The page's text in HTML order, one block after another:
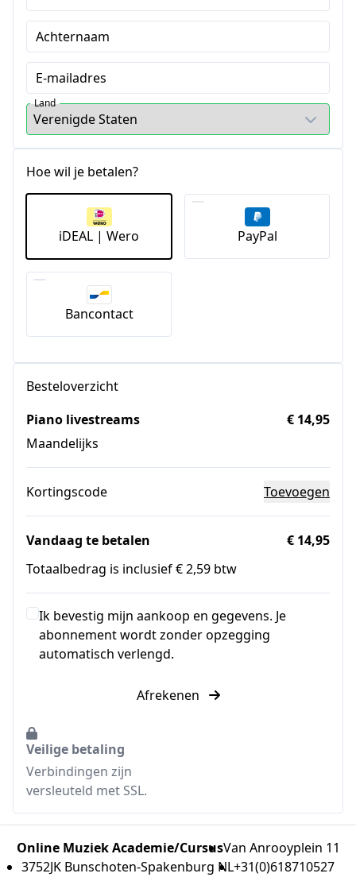
Achternaam
E-mailadres
Land
Hoe wil je betalen?
iDEAL | Wero PayPal
Bancontact
Besteloverzicht
Piano livestreams
Maandelijks
€ 14,95
Kortingscode Toevoegen
Vandaag te betalen
€ 14,95
Totaalbedrag is inclusief € 2,59 btw
Ik bevestig mijn aankoop en gegevens. Je
abonnement wordt zonder opzegging
automatisch verlengd.
Afrekenen
Veilige betaling
Verbindingen zijn
versleuteld met SSL.
Online Muziek Academie/CursusVan Anrooyplein 11
3752JK Bunschoten-Spakenburg NL+31(0)618710527